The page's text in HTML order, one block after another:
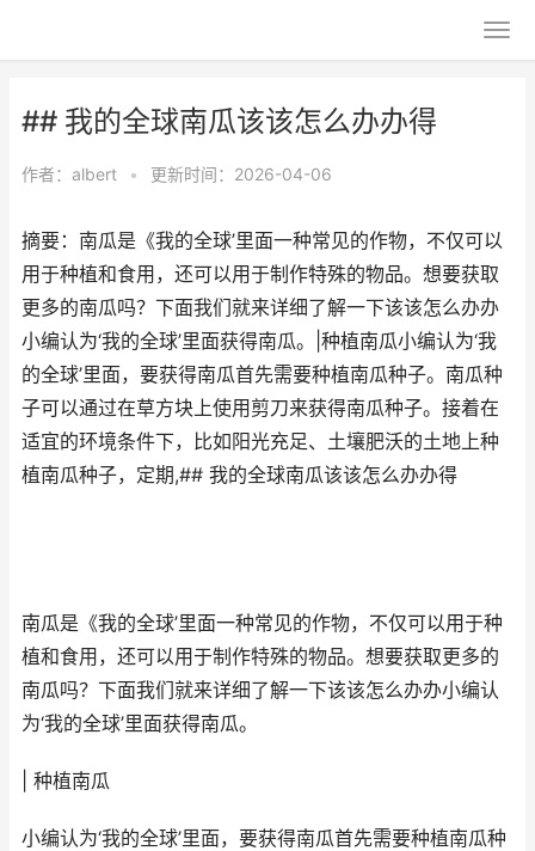
## 我的全球南瓜该该怎么办办得
作者： albert • 更新时间：2026-04-06
摘要：南瓜是《我的全球’里面一种常见的作物，不仅可以
用于种植和食用，还可以用于制作特殊的物品。想要获取
更多的南瓜吗？下面我们就来详细了解一下该该怎么办办
小编认为‘我的全球’里面获得南瓜。|种植南瓜小编认为‘我
的全球’里面，要获得南瓜首先需要种植南瓜种子。南瓜种
子可以通过在草方块上使用剪刀来获得南瓜种子。接着在
适宜的环境条件下，比如阳光充足、土壤肥沃的土地上种
植南瓜种子，定期,## 我的全球南瓜该该怎么办办得
南瓜是《我的全球’里面一种常见的作物，不仅可以用于种
植和食用，还可以用于制作特殊的物品。想要获取更多的
南瓜吗？下面我们就来详细了解一下该该怎么办办小编认
为‘我的全球’里面获得南瓜。
| 种植南瓜
小编认为‘我的全球’里面，要获得南瓜首先需要种植南瓜种